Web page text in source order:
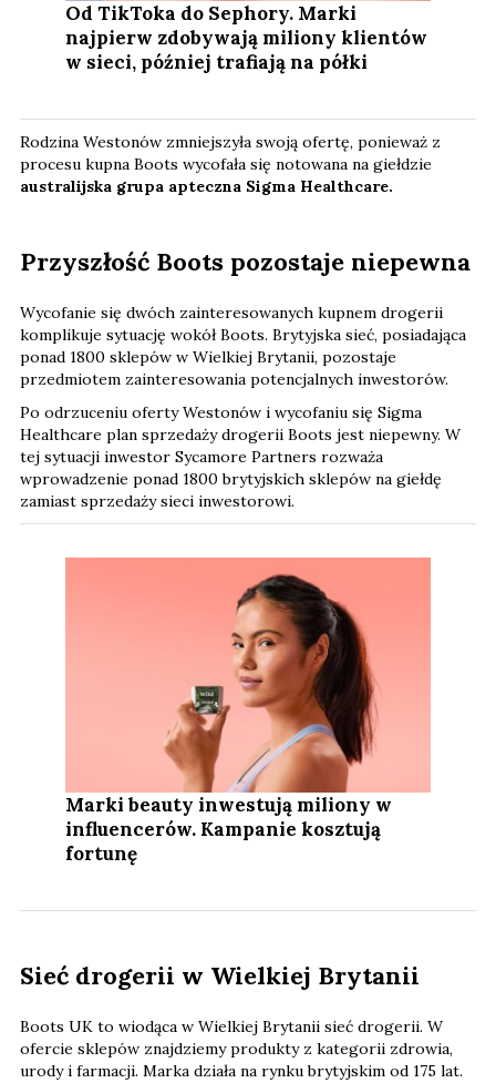
Od TikToka do Sephory. Marki
najpierw zdobywają miliony klientów
w sieci, później trafiają na półki
Rodzina Westonów zmniejszyła swoją ofertę, ponieważ z
procesu kupna Boots wycofała się notowana na giełdzie
australijska grupa apteczna Sigma Healthcare.
Przyszłość Boots pozostaje niepewna
Wycofanie się dwóch zainteresowanych kupnem drogerii
komplikuje sytuację wokół Boots. Brytyjska sieć, posiadająca
ponad 1800 sklepów w Wielkiej Brytanii, pozostaje
przedmiotem zainteresowania potencjalnych inwestorów.
Po odrzuceniu oferty Westonów i wycofaniu się Sigma
Healthcare plan sprzedaży drogerii Boots jest niepewny. W
tej sytuacji inwestor Sycamore Partners rozważa
wprowadzenie ponad 1800 brytyjskich sklepów na giełdę
zamiast sprzedaży sieci inwestorowi.
Marki beauty inwestują miliony w
influencerów. Kampanie kosztują
fortunę
Sieć drogerii w Wielkiej Brytanii
Boots UK to wiodąca w Wielkiej Brytanii sieć drogerii. W
ofercie sklepów znajdziemy produkty z kategorii zdrowia,
urody i farmacji. Marka działa na rynku brytyjskim od 175 lat.